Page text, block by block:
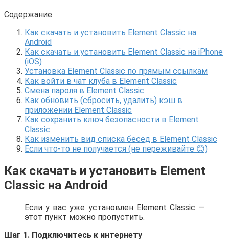
Содержание
Как скачать и установить Element Classic на
Android
Как скачать и установить Element Classic на iPhone
(iOS)
Установка Element Classic по прямым ссылкам
Как войти в чат клуба в Element Classic
Смена пароля в Element Classic
Как обновить (сбросить, удалить) кэш в
приложении Element Classic
Как сохранить ключ безопасности в Element
Classic
Как изменить вид списка бесед в Element Classic
Если что-то не получается (не переживайте 😊)
Как скачать и установить Element
Classic на Android
Если у вас уже установлен Element Classic —
этот пункт можно пропустить.
Шаг 1. Подключитесь к интернету